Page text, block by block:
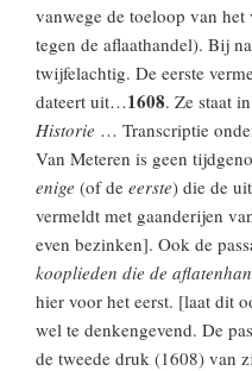
vanwege de toeloop van
tegen de aflaathandel). Bij
twijfelachtig. De eerste
dateert uit…1608. Ze staat
Historie … Transcriptie
Van Meteren is geen
enige (of de eerste) die de
vermeldt met gaanderijen
even bezinken]. Ook de
kooplieden die de
hier voor het eerst. [laat dit
wel te denkengevend. De
de tweede druk (1608) van